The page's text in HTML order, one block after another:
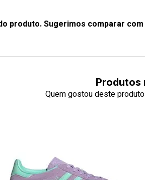
produto. Sugerimos comparar
Produtos
Quem gostou deste